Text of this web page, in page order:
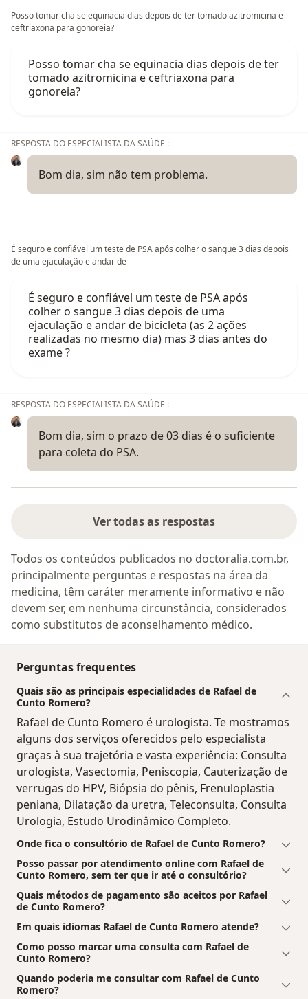
Posso tomar cha se equinacia dias depois de ter tomado azitromicina e
ceftriaxona para gonoreia?
Posso tomar cha se equinacia dias depois de ter
tomado azitromicina e ceftriaxona para
gonoreia?
RESPOSTA DO ESPECIALISTA DA SAÚDE :
Bom dia, sim não tem problema.
É seguro e confiável um teste de PSA após colher o sangue 3 dias depois
de uma ejaculação e andar de
É seguro e confiável um teste de PSA após
colher o sangue 3 dias depois de uma
ejaculação e andar de bicicleta (as 2 ações
realizadas no mesmo dia) mas 3 dias antes do
exame ?
RESPOSTA DO ESPECIALISTA DA SAÚDE :
Bom dia, sim o prazo de 03 dias é o suficiente
para coleta do PSA.
Ver todas as respostas
Todos os conteúdos publicados no doctoralia.com.br,
principalmente perguntas e respostas na área da
medicina, têm caráter meramente informativo e não
devem ser, em nenhuma circunstância, considerados
como substitutos de aconselhamento médico.
Perguntas frequentes
Quais são as principais especialidades de Rafael de
Cunto Romero?
Rafael de Cunto Romero é urologista. Te mostramos
alguns dos serviços oferecidos pelo especialista
graças à sua trajetória e vasta experiência: Consulta
urologista, Vasectomia, Peniscopia, Cauterização de
verrugas do HPV, Biópsia do pênis, Frenuloplastia
peniana, Dilatação da uretra, Teleconsulta, Consulta
Urologia, Estudo Urodinâmico Completo.
Onde fica o consultório de Rafael de Cunto Romero?
Posso passar por atendimento online com Rafael de
Cunto Romero, sem ter que ir até o consultório?
Quais métodos de pagamento são aceitos por Rafael
de Cunto Romero?
Em quais idiomas Rafael de Cunto Romero atende?
Como posso marcar uma consulta com Rafael de
Cunto Romero?
Quando poderia me consultar com Rafael de Cunto
Romero?